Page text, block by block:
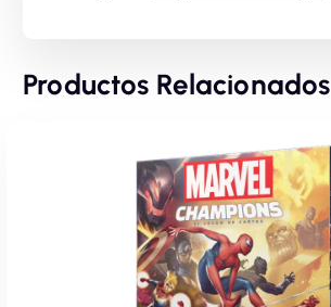
Productos Relacionados